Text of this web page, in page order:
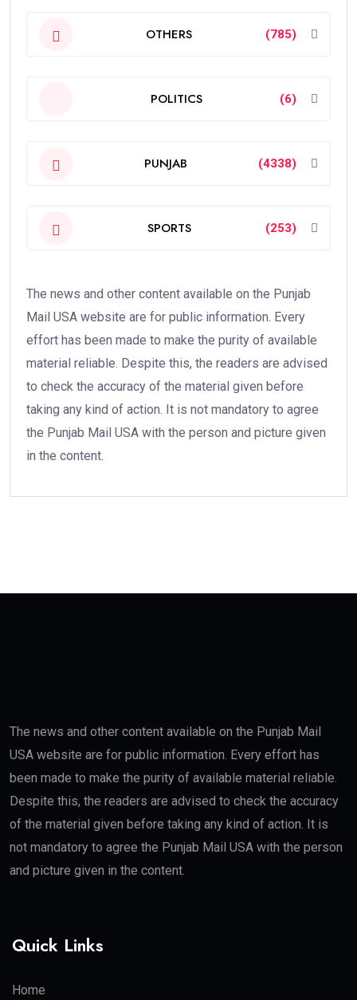
OTHERS (785)
POLITICS (6)
PUNJAB (4338)
SPORTS (253)
The news and other content available on the Punjab
Mail USA website are for public information. Every
effort has been made to make the purity of available
material reliable. Despite this, the readers are advised
to check the accuracy of the material given before
taking any kind of action. It is not mandatory to agree
the Punjab Mail USA with the person and picture given
in the content.
The news and other content available on the Punjab Mail
USA website are for public information. Every effort has
been made to make the purity of available material reliable.
Despite this, the readers are advised to check the accuracy
of the material given before taking any kind of action. It is
not mandatory to agree the Punjab Mail USA with the person
and picture given in the content.
Quick Links
Home